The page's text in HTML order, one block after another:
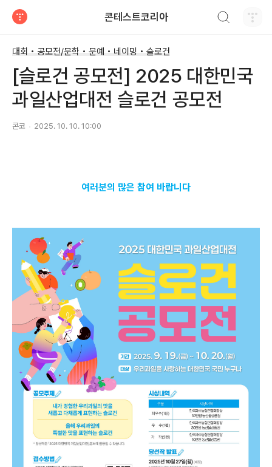
콘테스트코리아
대회 • 공모전/문학 • 문예 • 네이밍 • 슬로건
[슬로건 공모전] 2025 대한민국
과일산업대전 슬로건 공모전
콘코 2025. 10. 10. 10:00
여러분의 많은 참여 바랍니다